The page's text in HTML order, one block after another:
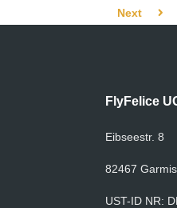
Next
FlyFelice
Eibseestr. 8
82467
UST-ID NR: